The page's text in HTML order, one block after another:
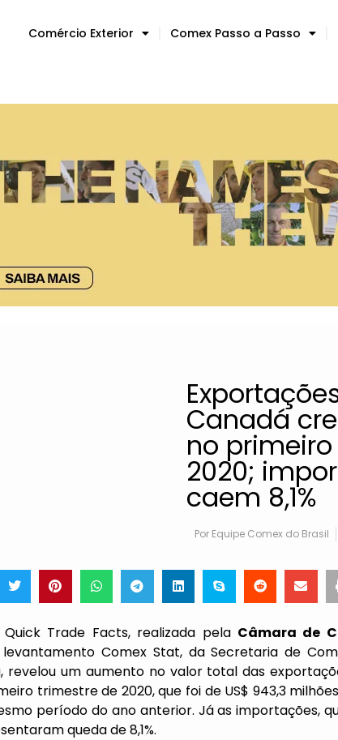
Comércio Exterior Comex Passo a Passo
Canadá
no
2020;
caem 8,1%
Por Equipe Comex do Brasil
Trade Facts, realizada pela Câmara de
Comex Stat, da Secretaria de
revelou um aumento no valor total das
trimestre de 2020, que foi de US$ 943,3
período do ano anterior. Já as importações,
queda de 8,1%.